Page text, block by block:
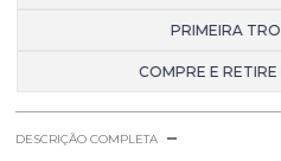
PRIMEIRA
COMPRE E RETIRE
DESCRIÇÃO COMPLETA